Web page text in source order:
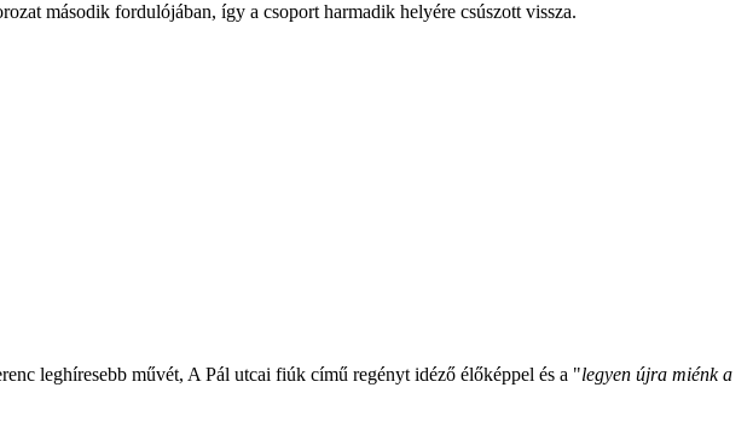
második fordulójában, így a csoport harmadik helyére csúszott vissza.
leghíresebb művét, A Pál utcai fiúk című regényt idéző élőképpel és a "legyen újra miénk a